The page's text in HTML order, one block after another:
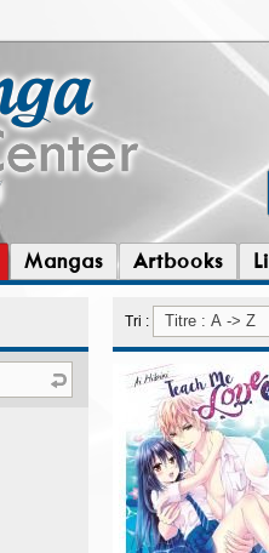
Mangas Artbooks
Tri :